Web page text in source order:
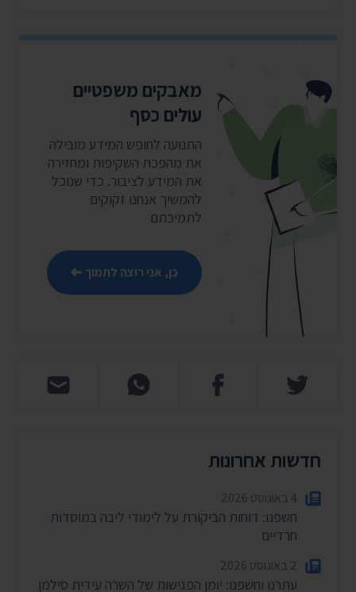
מאבקים משפטיים
עולים כסף
התנועה לחופש המידע מובילה
את מהפכת השקיפות ומחזירה
את המידע לציבור. כדי שנוכל
להמשיך אנחנו זקוקים
לתמיכתם
כן, אני רוצה לתמוך
חדשות אחרונות
4 באוגוסט 2026
חשפנו: דוחות הביקורת על לימודי ליבה במוסדות
חרדיים
2 באוגוסט 2026
עתרנו וחשפנו: יומן הפגישות של השרה עידית סילמן